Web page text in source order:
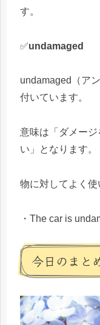
す。
✅undamaged
undamaged（ア
付いています。
意味は「ダメー
い」となります。
物に対してよく使
・The car is
今日のまと